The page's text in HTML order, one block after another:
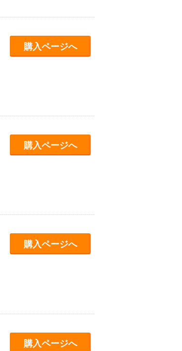
購入ページへ
購入ページへ
購入ページへ
購入ページへ